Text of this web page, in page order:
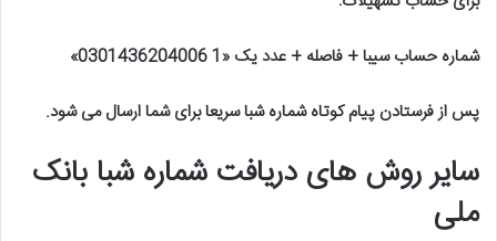
شماره حساب سیبا + فاصله + عدد یک «1 0301436204006
»
پس از فرستادن پیام کوتاه شماره شبا سریعا برای شما ارسال می شود.
سایر روش های دریافت شماره شبا بانک
ملی